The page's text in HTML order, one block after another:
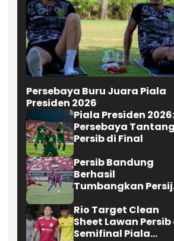
Persebaya Buru Juara Piala
Presiden 2026
Piala Presiden 2026:
Persebaya Tantang
Persib di Final
Persib Bandung
Berhasil
Tumbangkan
-1
Rio Target Clean
Sheet Lawan Persib
Semifinal Piala